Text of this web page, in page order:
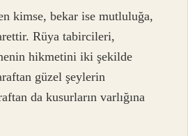
kimse, bekar ise mutluluğa,
Rüya tabircileri,
hikmetini iki şekilde
güzel şeylerin
da kusurların varlığına